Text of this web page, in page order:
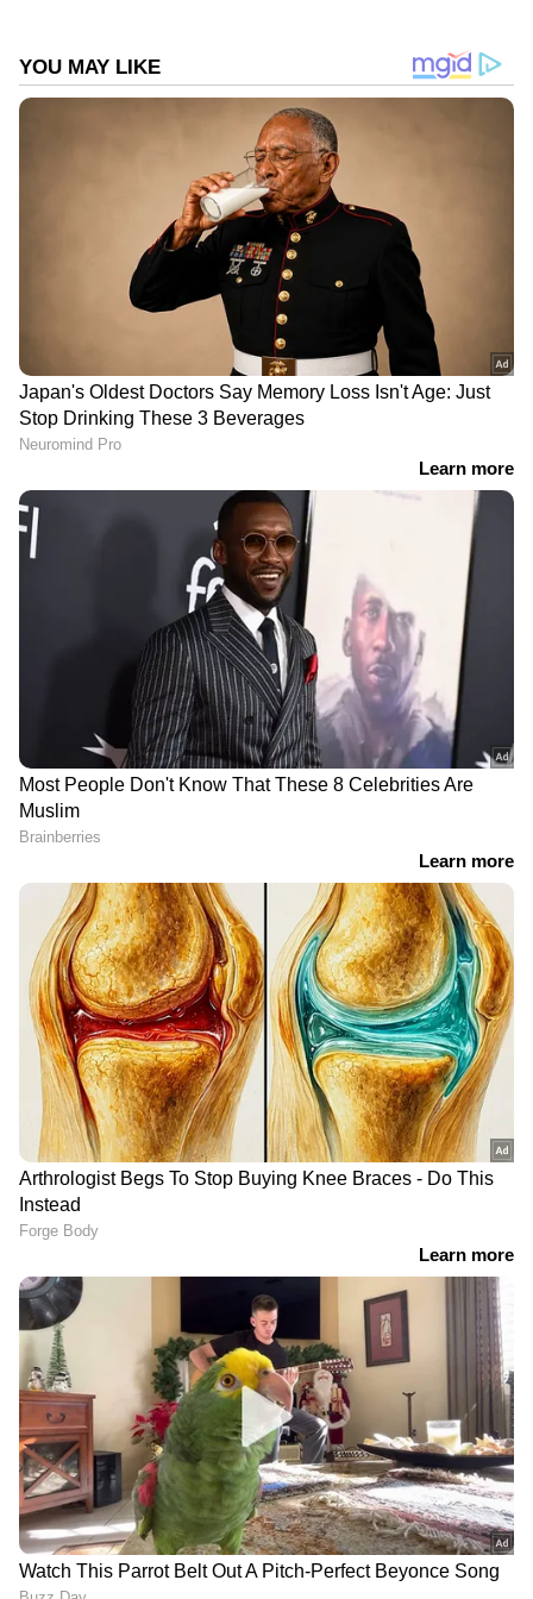
Related Articles
ദുബാരെ ആനത്താവളത്തിൽ സന്ദർശന
ദാരുണമായി കൊല്ലപ്പെട്ടതിന് പിന്നാലെ
ചെന്നിത്തലയുടെ ആഗ്രഹം പോലെ ക്ലിഫ്
ഹൗസിന് തൊട്ടുത്തുള്ള 'പമ്പ' ഔദ്യോഗിക
വസതി, സണ്ണി ജോസഫിന് 'അശോക';
മന്ത്രി മന്ദിരങ്ങൾ അനുവദിച്ചു
മീഡിയകളില്‍ പ്രവര്‍ത്തനപരിചയം. ഇ മെയില്‍:
faseela.vv@asianetnews.in
DOWNLOAD APP
ഇന്ത്യയിലെയും ലോകമെമ്പാടുമുള്ള എല്ലാ
India News
അറിയാൻ എപ്പോഴും ഏഷ്യാനെറ്റ്
ന്യൂസ് വാർത്തകൾ.
Malayalam News
തത്സമയ അപ്‌ഡേറ്റുകളും ആഴത്തിലുള്ള
വിശകലനവും സമഗ്രമായ റിപ്പോർട്ടിംഗും —
എല്ലാം ഒരൊറ്റ സ്ഥലത്ത്. ഏത് സമയത്തും,
എവിടെയും വിശ്വസനീയമായ വാർത്തകൾ
ലഭിക്കാൻ Asianet News Malayalam
RECOMMENDED STORIES
കിണറ്റിലെ വെള്ളത്തിന്
അസാധാരണ ചലനം,
അമ്പരന്ന് നാട്ടുകാർ;
പ്രകൃതിയുടെ വികൃതിയോ
അതോ മറ്റെന്തെങ്കിലും?
സമുദ്രാതിർത്തി ലംഘിച്ചു;
മലയാളി അടക്കം 11
മത്സ്യതൊഴിലാളികളെ
കസ്റ്റഡിയിലെടുത്ത്